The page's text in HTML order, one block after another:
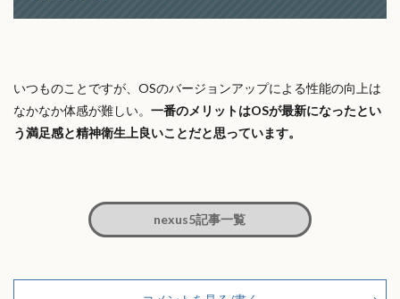
いつものことですが、OSのバージョンアップによる性能の向上は
なかなか体感が難しい。 一番のメリットはOSが最新になったとい
う満足感と精神衛生上良いことだと思っています。
nexus5記事一覧